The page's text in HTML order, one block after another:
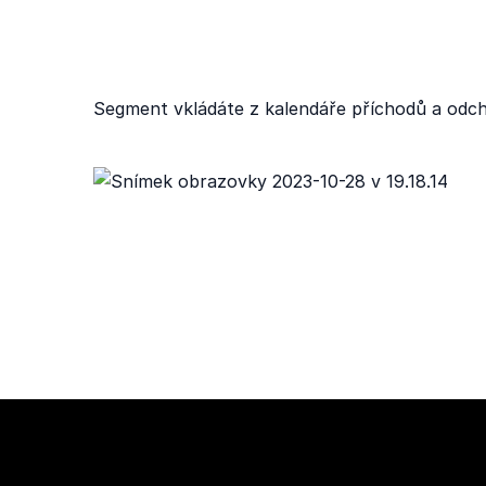
Segment vkládáte z kalendáře příchodů a